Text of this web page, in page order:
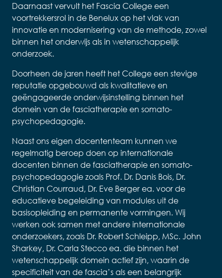
Daarnaast vervult het Fascia College een
voortrekkersrol in de Benelux op het vlak van
innovatie en modernisering van de methode, zowel
binnen het onderwijs als in wetenschappelijk
onderzoek.
Doorheen de jaren heeft het College een stevige
reputatie opgebouwd als kwalitatieve en
geëngageerde onderwijsinstelling binnen het
domein van de fasciatherapie en somato-
psychopedagogie.
Naast ons eigen docententeam kunnen we
regelmatig beroep doen op internationale
docenten binnen de fasciatherapie en somato-
psychopedagogie zoals Prof. Dr. Danis Bois, Dr.
Christian Courraud, Dr. Eve Berger ea. voor de
educatieve begeleiding van modules uit de
basisopleiding en permanente vormingen. Wij
werken ook samen met andere internationale
onderzoekers, zoals Dr. Robert Schleipp, MSc. John
Sharkey, Dr. Carla Stecco ea. die binnen het
wetenschappelijk domein actief zijn, waarin de
specificiteit van de fascia’s als een belangrijk